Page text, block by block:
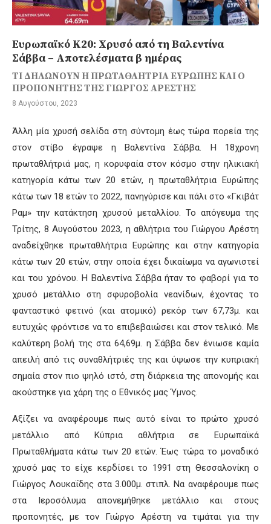
Ευρωπαϊκό Κ20: Χρυσό από τη Βαλεντίνα
Σάββα – Αποτελέσματα β ημέρας
ΤΙ ΔΗΛΩΝΟΥΝ Η ΠΡΩΤΑΘΛΗΤΡΙΑ ΕΥΡΩΠΗΣ ΚΑΙ Ο
ΠΡΟΠΟΝΗΤΗΣ ΤΗΣ ΓΙΩΡΓΟΣ ΑΡΕΣΤΗΣ
8 Αυγούστου, 2023
Άλλη μία χρυσή σελίδα στη σύντομη έως τώρα πορεία της
στον στίβο έγραψε η Βαλεντίνα Σάββα. Η 18χρονη
πρωταθλήτριά μας, η κορυφαία στον κόσμο στην ηλικιακή
κατηγορία κάτω των 20 ετών, η πρωταθλήτρια Ευρώπης
κάτω των 18 ετών το 2022, πανηγύρισε και πάλι στο «Γκιβάτ
Ραμ» την κατάκτηση χρυσού μεταλλίου. Το απόγευμα της
Τρίτης, 8 Αυγούστου 2023, η αθλήτρια του Γιώργου Αρέστη
αναδείχθηκε πρωταθλήτρια Ευρώπης και στην κατηγορία
κάτω των 20 ετών, στην οποία έχει δικαίωμα να αγωνιστεί
και του χρόνου. Η Βαλεντίνα Σάββα ήταν το φαβορί για το
χρυσό μετάλλιο στη σφυροβολία νεανίδων, έχοντας το
φανταστικό φετινό (και ατομικό) ρεκόρ των 67,73μ. και
ευτυχώς φρόντισε να το επιβεβαιώσει και στον τελικό. Με
καλύτερη βολή της στα 64,69μ. η Σάββα δεν ένιωσε καμία
απειλή από τις συναθλήτριές της και ύψωσε την κυπριακή
σημαία στον πιο ψηλό ιστό, στη διάρκεια της απονομής και
ακούστηκε για χάρη της ο Εθνικός μας Ύμνος.
Αξίζει να αναφέρουμε πως αυτό είναι το πρώτο χρυσό
μετάλλιο από Κύπρια αθλήτρια σε Ευρωπαϊκά
Πρωταθλήματα κάτω των 20 ετών. Έως τώρα το μοναδικό
χρυσό μας το είχε κερδίσει το 1991 στη Θεσσαλονίκη ο
Γιώργος Λουκαΐδης στα 3.000μ. στιπλ. Να αναφέρουμε πως
στα Ιεροσόλυμα απονεμήθηκε μετάλλιο και στους
προπονητές, με τον Γιώργο Αρέστη να τιμάται για την